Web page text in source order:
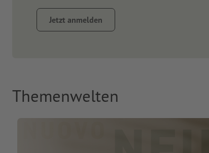
Jetzt anmelden
Themenwelten